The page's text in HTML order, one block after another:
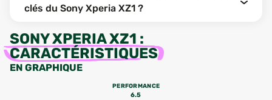
clés du Sony Xperia XZ1 ?
SONY XPERIA XZ1 :
CARACTÉRISTIQUES
EN GRAPHIQUE
PERFORMANCE
6.5